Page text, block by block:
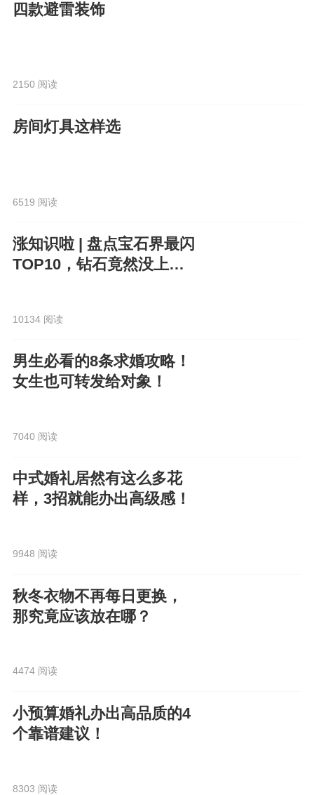
四款避雷装饰
2150 阅读
房间灯具这样选
6519 阅读
涨知识啦 | 盘点宝石界最闪
TOP10，钻石竟然没上
10134 阅读
男生必看的8条求婚攻略！
女生也可转发给对象！
7040 阅读
中式婚礼居然有这么多花
样，3招就能办出高级感！
9948 阅读
秋冬衣物不再每日更换，
那究竟应该放在哪？
4474 阅读
小预算婚礼办出高品质的4
个靠谱建议！
8303 阅读